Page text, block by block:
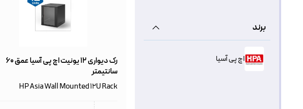
برند
اچ پی آسیا
رک دیواری ۱۲ یونیت اچ پی آسیا عمق ۶۰
سانتیمتر
HP Asia Wall Mounted 12U Rack